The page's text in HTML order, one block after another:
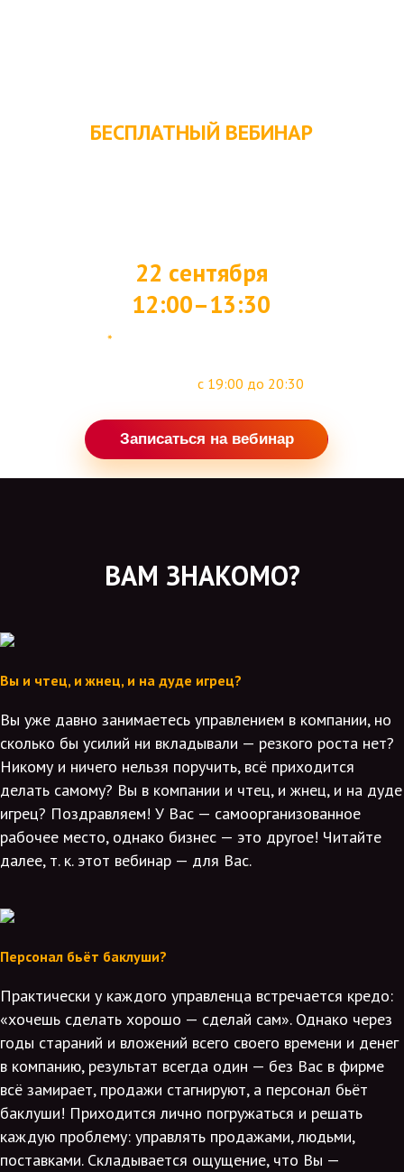
Записаться на вебинар
22 cентября
12:00–13:30
БЕСПЛАТНЫЙ ВЕБИНАР
*
с 19:00 до 20:30
ВАМ ЗНАКОМО?
Вы и чтец, и жнец, и на дуде игрец?
Вы уже давно занимаетесь управлением в компании, но
сколько бы усилий ни вкладывали — резкого роста нет?
Никому и ничего нельзя поручить, всё приходится
делать самому? Вы в компании и чтец, и жнец, и на дуде
игрец? Поздравляем! У Вас — самоорганизованное
рабочее место, однако бизнес — это другое! Читайте
далее, т. к. этот вебинар — для Вас.
Персонал бьёт баклуши?
Практически у каждого управленца встречается кредо:
«хочешь сделать хорошо — сделай сам». Однако через
годы стараний и вложений всего своего времени и денег
в компанию, результат всегда один — без Вас в фирме
всё замирает, продажи стагнируют, а персонал бьёт
баклуши! Приходится лично погружаться и решать
каждую проблему: управлять продажами, людьми,
поставками. Складывается ощущение, что Вы —